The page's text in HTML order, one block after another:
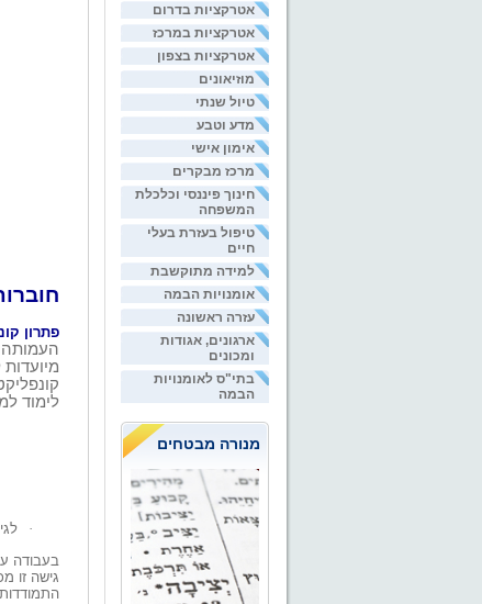
אטרקציות בדרום
אטרקציות במרכז
אטרקציות בצפון
מוזיאונים
טיול שנתי
מדע וטבע
אימון אישי
מרכז מבקרים
חינוך פיננסי וכלכלת
המשפחה
טיפול בעזרת בעלי
חיים
למידה מתוקשבת
אומנויות הבמה
עזרה ראשונה
ארגונים, אגודות
ומכונים
בתי"ס לאומנויות
הבמה
מנורה מבטחים
פתרון
העמותה
לימוד
·
בעבודה
גישה זו